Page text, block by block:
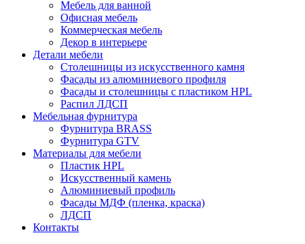
Мебель для ванной
Офисная мебель
Коммерческая мебель
Декор в интерьере
Детали мебели
Столешницы из искусственного камня
Фасады из алюминиевого профиля
Фасады и столешницы с пластиком HPL
Распил ЛДСП
Мебельная фурнитура
Фурнитура BRASS
Фурнитура GTV
Материалы для мебели
Пластик HPL
Искусственный камень
Алюминиевый профиль
Фасады МДФ (пленка, краска)
ЛДСП
Контакты